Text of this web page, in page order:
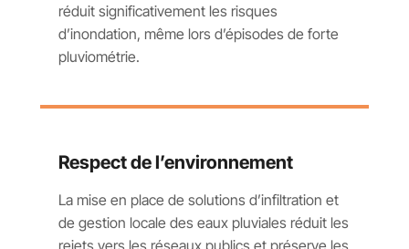
réduit significativement les risques
d’inondation, même lors d’épisodes de forte
pluviométrie.
Respect de l’environnement
La mise en place de solutions d’infiltration et
de gestion locale des eaux pluviales réduit les